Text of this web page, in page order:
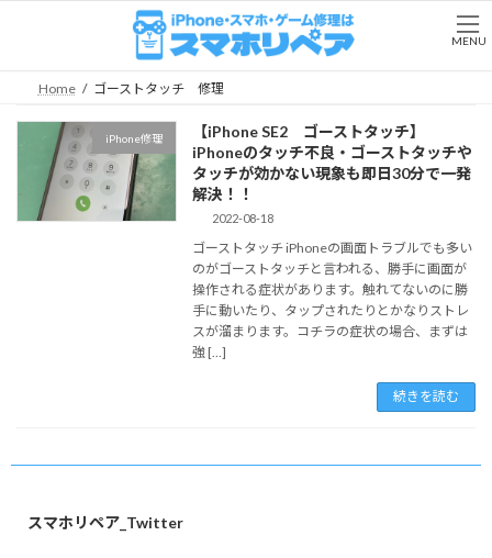
Home ゴーストタッチ 修理
iPhone修理
【iPhone SE2 ゴーストタッチ】
iPhoneのタッチ不良・ゴーストタッチや
タッチが効かない現象も即日30分で一発
解決！！
2022-08-18
ゴーストタッチ iPhoneの画面トラブルでも多い
のがゴーストタッチと言われる、勝手に画面が
操作される症状があります。触れてないのに勝
手に動いたり、タップされたりとかなりストレ
スが溜まります。コチラの症状の場合、まずは
強 […]
続きを読む
スマホリペア_Twitter
MENU